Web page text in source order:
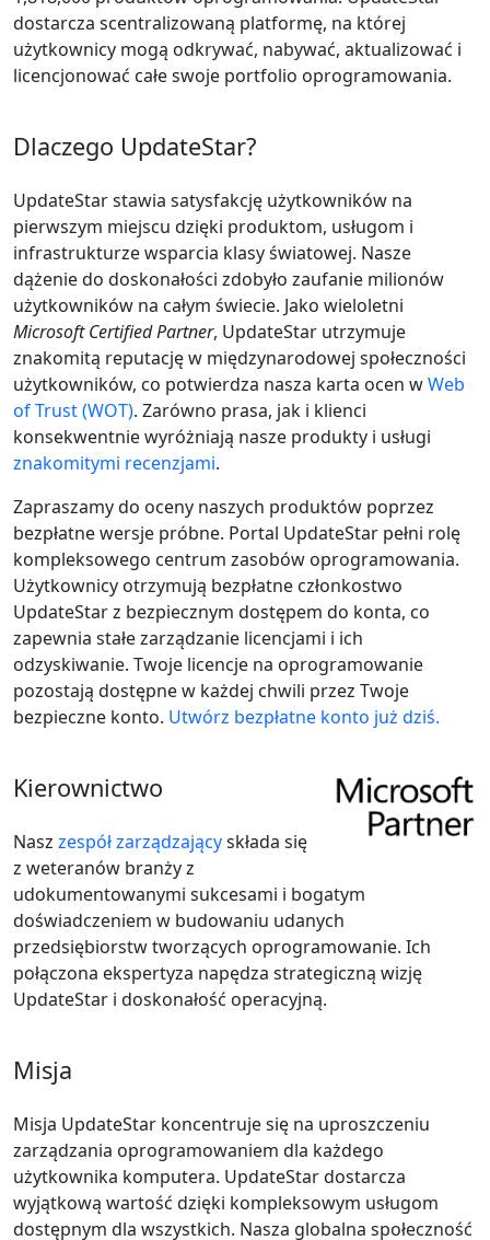
dostarcza scentralizowaną platformę, na której
użytkownicy mogą odkrywać, nabywać, aktualizować i
licencjonować całe swoje portfolio oprogramowania.
Dlaczego UpdateStar?
UpdateStar stawia satysfakcję użytkowników na
pierwszym miejscu dzięki produktom, usługom i
infrastrukturze wsparcia klasy światowej. Nasze
dążenie do doskonałości zdobyło zaufanie milionów
użytkowników na całym świecie. Jako wieloletni
Microsoft Certified Partner, UpdateStar utrzymuje
znakomitą reputację w międzynarodowej społeczności
użytkowników, co potwierdza nasza karta ocen wWeb
of Trust (WOT). Zarówno prasa, jak i klienci
konsekwentnie wyróżniają nasze produkty i usługi
znakomitymi recenzjami.
Zapraszamy do oceny naszych produktów poprzez
bezpłatne wersje próbne. Portal UpdateStar pełni rolę
kompleksowego centrum zasobów oprogramowania.
Użytkownicy otrzymują bezpłatne członkostwo
UpdateStar z bezpiecznym dostępem do konta, co
zapewnia stałe zarządzanie licencjami i ich
odzyskiwanie. Twoje licencje na oprogramowanie
pozostają dostępne w każdej chwili przez Twoje
bezpieczne konto. Utwórz bezpłatne konto już dziś.
Kierownictwo
Nasz zespół zarządzającyskłada się
z weteranów branży z
udokumentowanymi sukcesami i bogatym
doświadczeniem w budowaniu udanych
przedsiębiorstw tworzących oprogramowanie. Ich
połączona ekspertyza napędza strategiczną wizję
UpdateStar i doskonałość operacyjną.
Misja
Misja UpdateStar koncentruje się na uproszczeniu
zarządzania oprogramowaniem dla każdego
użytkownika komputera. UpdateStar dostarcza
wyjątkową wartość dzięki kompleksowym usługom
dostępnym dla wszystkich. Nasza globalna społeczność